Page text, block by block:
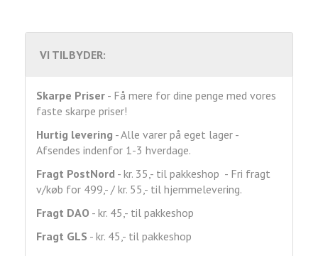
VI TILBYDER:
Skarpe Priser - Få mere for dine penge med vores
faste skarpe priser!
Hurtig levering - Alle varer på eget lager -
Afsendes indenfor 1-3 hverdage.
Fragt PostNord - kr. 35,- til pakkeshop - Fri fragt
v/køb for 499,- / kr. 55,- til hjemmelevering.
Fragt DAO - kr. 45,- til pakkeshop
Fragt GLS - kr. 45,- til pakkeshop